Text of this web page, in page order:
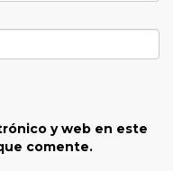
y web en este
comente.